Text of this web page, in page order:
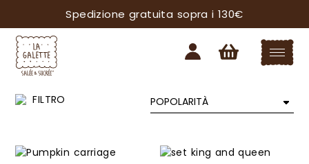
Spedizione gratuita sopra i 130€